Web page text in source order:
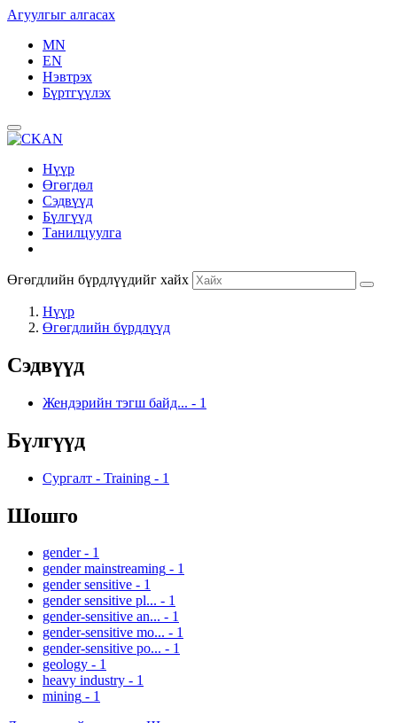
Агуулгыг алгасах
MN
EN
Нэвтрэх
Бүртгүүлэх
Нүүр
Өгөгдөл
Сэдвүүд
Бүлгүүд
Танилцуулга
Өгөгдлийн бүрдлүүдийг хайх
Нүүр
Өгөгдлийн бүрдлүүд
Сэдвүүд
Жендэрийн тэгш байд... - 1
Бүлгүүд
Сургалт - Training - 1
Шошго
gender - 1
gender mainstreaming - 1
gender sensitive - 1
gender sensitive pl... - 1
gender-sensitive an... - 1
gender-sensitive mo... - 1
gender-sensitive po... - 1
geology - 1
heavy industry - 1
mining - 1